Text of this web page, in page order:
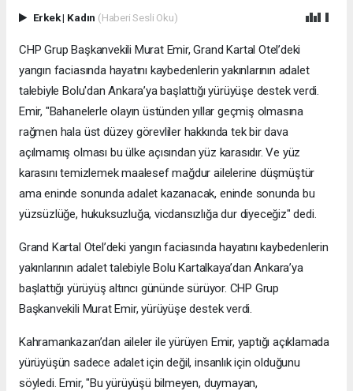
Erkek| Kadın (Haberi Sesli Oku)
CHP Grup Başkanvekili Murat Emir, Grand Kartal Otel’deki
yangın faciasında hayatını kaybedenlerin yakınlarının adalet
talebiyle Bolu'dan Ankara’ya başlattığı yürüyüşe destek verdi.
Emir, "Bahanelerle olayın üstünden yıllar geçmiş olmasına
rağmen hala üst düzey görevliler hakkında tek bir dava
açılmamış olması bu ülke açısından yüz karasıdır. Ve yüz
karasını temizlemek maalesef mağdur ailelerine düşmüştür
ama eninde sonunda adalet kazanacak, eninde sonunda bu
yüzsüzlüğe, hukuksuzluğa, vicdansızlığa dur diyeceğiz" dedi.
Grand Kartal Otel’deki yangın faciasında hayatını kaybedenlerin
yakınlarının adalet talebiyle Bolu Kartalkaya’dan Ankara’ya
başlattığı yürüyüş altıncı gününde sürüyor. CHP Grup
Başkanvekili Murat Emir, yürüyüşe destek verdi.
Kahramankazan’dan aileler ile yürüyen Emir, yaptığı açıklamada
yürüyüşün sadece adalet için değil, insanlık için olduğunu
söyledi. Emir, "Bu yürüyüşü bilmeyen, duymayan,